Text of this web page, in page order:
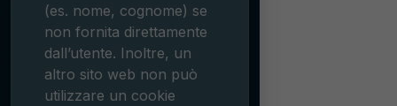
(es. nome, cognome) se
non fornita direttamente
dall’utente. Inoltre, un
altro sito web non può
utilizzare un cookie